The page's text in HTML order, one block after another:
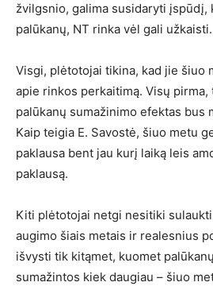
žvilgsnio, galima susidaryti įspūdį,
palūkanų, NT rinka vėl gali užkaisti.
Visgi, plėtotojai tikina, kad jie šiuo
apie rinkos perkaitimą. Visų pirma,
palūkanų sumažinimo efektas bus
Kaip teigia E. Savostė, šiuo metu
paklausa bent jau kurį laiką leis
paklausą.
Kiti plėtotojai netgi nesitiki
augimo šiais metais ir realesnius
išvysti tik kitąmet, kuomet
sumažintos kiek daugiau – šiuo